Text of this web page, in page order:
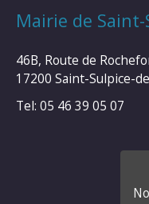
Mairie de Saint-
46B, Route de
17200 Saint-Sulpice-
Tel: 05 46 39 05 07